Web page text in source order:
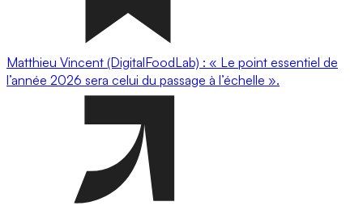
Matthieu Vincent (DigitalFoodLab) : « Le point essentiel de
l’année 2026 sera celui du passage à l’échelle ».